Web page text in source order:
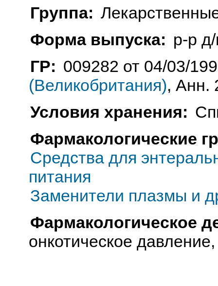
Группа:
Форма выпуска: р-р
ГР: 009282 от 04/03/
(Великобритания), Анн.
Условия хранения:
Фармакологические
Средства для
питания
Заменители плазмы и
Фармакологическое
онкотическое